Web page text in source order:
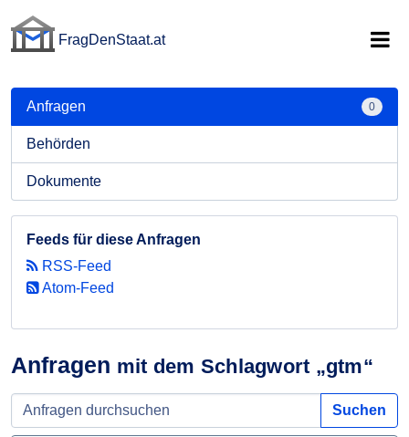
FragDenStaat.at
Anfragen mit dem Schlagwort „gtm“
Suchen
Anfragen 0
Behörden
Dokumente
Feeds für diese Anfragen
RSS-Feed
Atom-Feed